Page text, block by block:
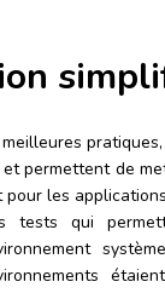
permettent de
les
tests qui